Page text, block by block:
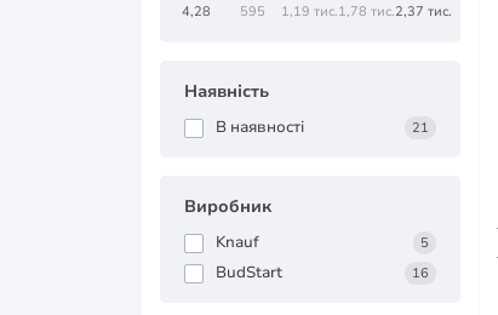
4,28 595 1,19 тис.1,78 тис.2,37 тис.
Наявність
В наявності 21
Виробник
Knauf 5
BudStart 16